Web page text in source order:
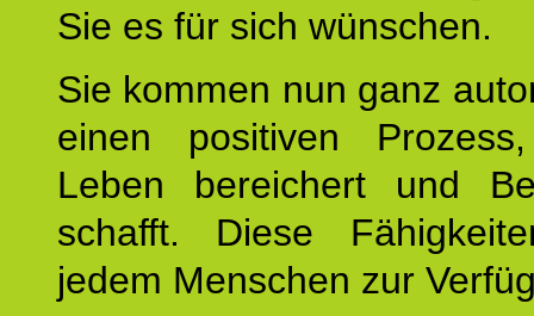
Sie es für sich wünschen.
Sie kommen nun ganz
einen positiven
Leben bereichert und
schafft. Diese
jedem Menschen zur